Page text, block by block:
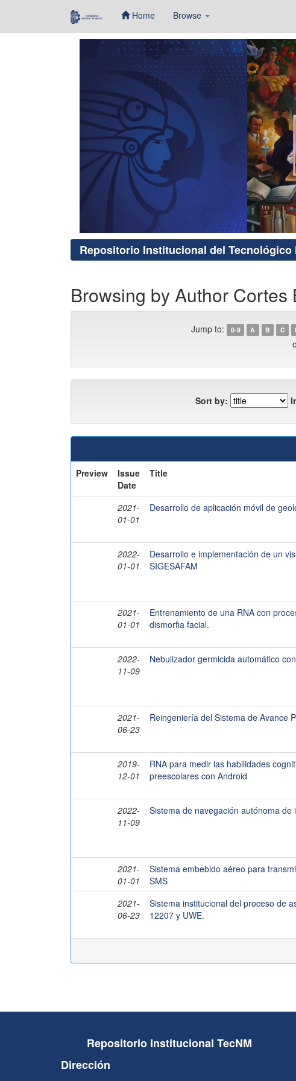
Home Browse
Repositorio Institucional del Tecnológico
Browsing by Author
Jump to: 0-9 A B C
Sort by:
Preview
Issue
Date
Title
2021-
01-01
Desarrollo de aplicación móvil de
2022-
01-01
Desarrollo e implementación de un
SIGESAFAM
2021-
01-01
Entrenamiento de una RNA con
dismorfia facial.
2022-
11-09
Nebulizador germicida automático
2021-
06-23
Reingeniería del Sistema de Avance
2019-
12-01
RNA para medir las habilidades
preescolares con Android
2022-
11-09
Sistema de navegación autónoma
2021-
01-01
Sistema embebido aéreo para
SMS
2021-
06-23
Sistema institucional del proceso de
12207 y UWE.
Repositorio Institucional TecNM
Dirección